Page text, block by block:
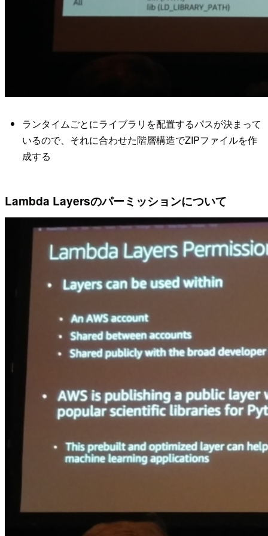
ランタイムごとにライブラリを配置するパスが決まって
いるので、それに合わせた階層構造でZIPファイルを作
成する
Lambda Layersのパーミッションについて